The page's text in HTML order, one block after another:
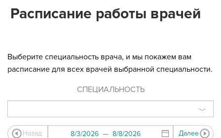
ПРАВОВАЯ ИНФОРМАЦИЯ
Расписание работы врачей
Выберите специальность врача, и мы покажем вам
расписание для всех врачей выбранной специальности.
СПЕЦИАЛЬНОСТЬ
Назад Далее